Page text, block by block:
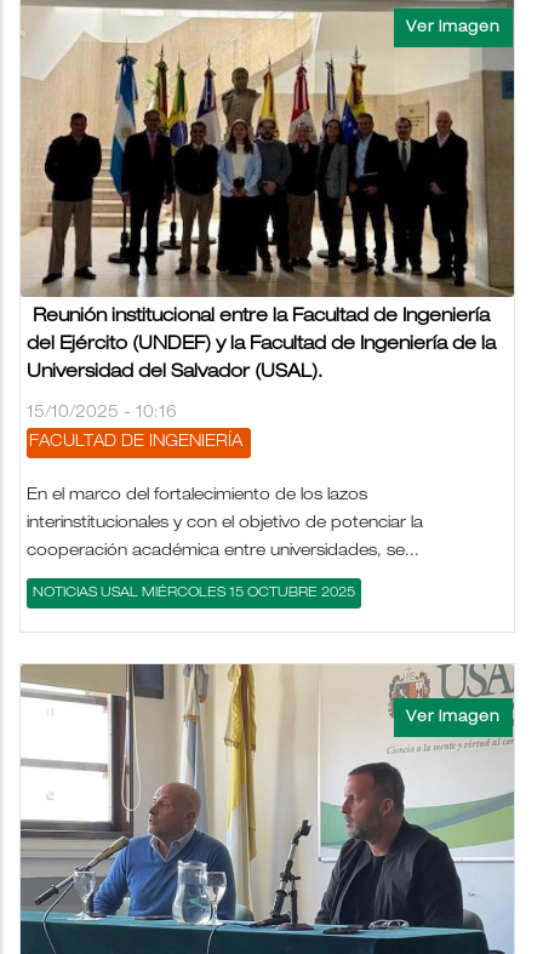
Reunión institucional entre la Facultad de Ingeniería
del Ejército (UNDEF) y la Facultad de Ingeniería de la
Universidad del Salvador (USAL).
15/10/2025 - 10:16
FACULTAD DE INGENIERÍA
En el marco del fortalecimiento de los lazos
interinstitucionales y con el objetivo de potenciar la
cooperación académica entre universidades, se...
NOTICIAS USAL MIÉRCOLES 15 OCTUBRE 2025